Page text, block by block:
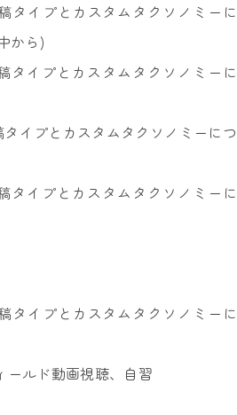
タイプとカスタムタクソノミーに
から)
タイプとカスタムタクソノミーに
タイプとカスタムタクソノミーにつ
タイプとカスタムタクソノミーに
タイプとカスタムタクソノミーに
ールド動画視聴、自習